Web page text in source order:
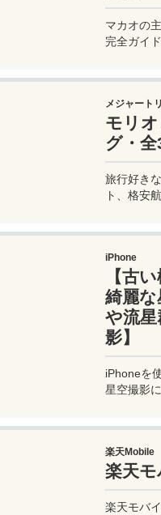
マカオの
完全ガイ
法を知っ
メジャート
モリ
グ・
旅行好き
ト、格安
便利な情
け！夫婦
中年夫婦
iPhone
【古
綺麗な
や流
影】
iPhoneを
星空撮影
ば流星群
綺麗な星
よう。
楽天Mobile
楽天
楽天モバ